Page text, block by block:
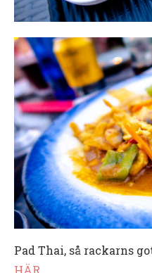
Pad Thai, så rackarns
HÄR